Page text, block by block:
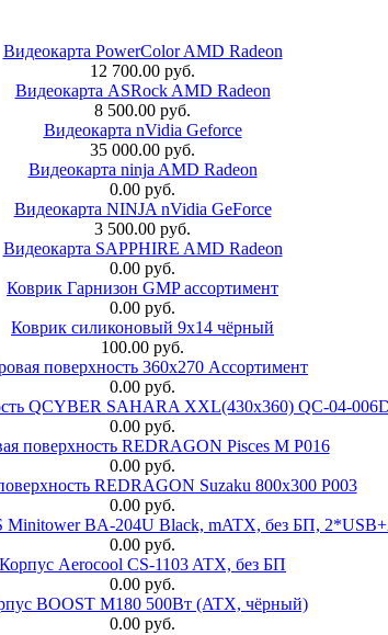
Видеокарта PowerColor AMD Radeon
12 700.00 руб.
Видеокарта ASRock AMD Radeon
8 500.00 руб.
Видеокарта nVidia Geforce
35 000.00 руб.
Видеокарта ninja AMD Radeon
0.00 руб.
Видеокарта NINJA nVidia GeForce
3 500.00 руб.
Видеокарта SAPPHIRE AMD Radeon
0.00 руб.
Коврик Гарнизон GMP ассортимент
0.00 руб.
Коврик силиконовый 9х14 чёрный
100.00 руб.
поверхность 360x270 Ассортимент
0.00 руб.
QCYBER SAHARA XXL(430x360) QC-04-
0.00 руб.
поверхность REDRAGON Pisces M P016
0.00 руб.
REDRAGON Suzaku 800x300 P003
0.00 руб.
Minitower BA-204U Black, mATX, без БП,
0.00 руб.
Корпус Aerocool CS-1103 ATX, без БП
0.00 руб.
BOOST M180 500Вт (ATX, чёрный)
0.00 руб.